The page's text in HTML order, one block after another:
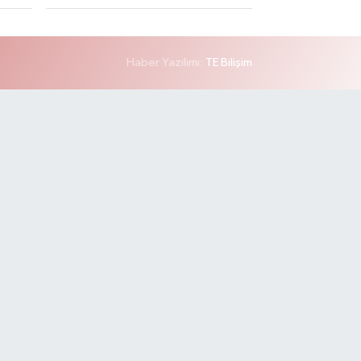
Haber Yazılımı: TE Bilişim